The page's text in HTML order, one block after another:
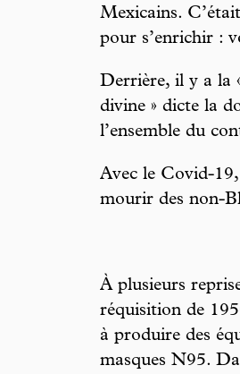
Mexicains.
pour s’enrichir :
Derrière, il y a la
divine » dicte la
l’ensemble du
Avec le Covid-
mourir des non-
À plusieurs
réquisition de
à produire des
masques N95.